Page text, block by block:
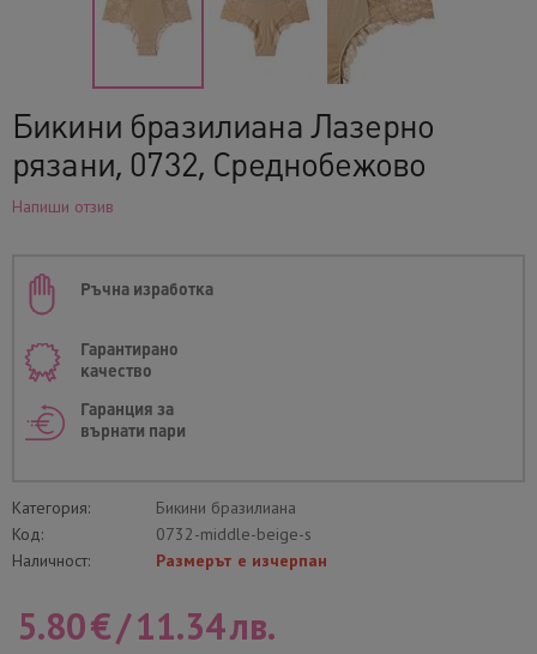
Бикини бразилиана Лазерно
рязани, 0732, Среднобежово
Напиши отзив
Ръчна изработка
Гарантирано
качество
Гаранция за
върнати пари
Категория:
Бикини бразилиана
Код:
0732-middle-beige-s
Наличност:
Размерът е изчерпан
5.80€/11.34лв.